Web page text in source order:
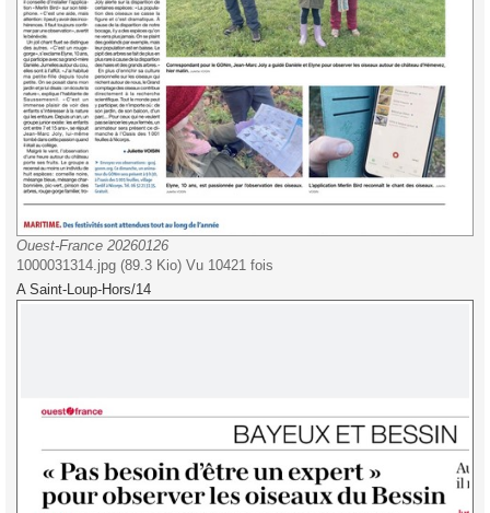
Ouest-France 20260126
1000031314.jpg (89.3 Kio) Vu 10421 fois
A Saint-Loup-Hors/14